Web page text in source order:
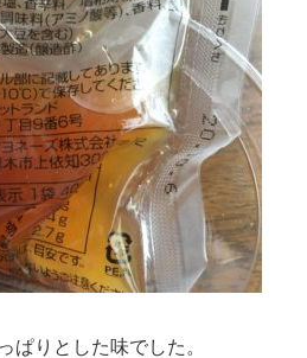
ぱりとした味でした。